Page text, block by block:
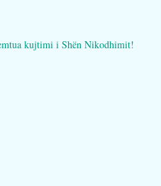
kujtimi i Shën Nikodhimit!